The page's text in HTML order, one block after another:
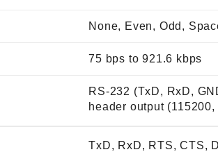
None, Even, Odd,
75 bps to 921.6 kbps
RS-232 (TxD, RxD,
header output (115200,
TxD, RxD, RTS, CTS,